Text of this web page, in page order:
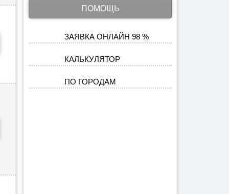
ПОМОЩЬ
ЗАЯВКА ОНЛАЙН 98 %
КАЛЬКУЛЯТОР
ПО ГОРОДАМ